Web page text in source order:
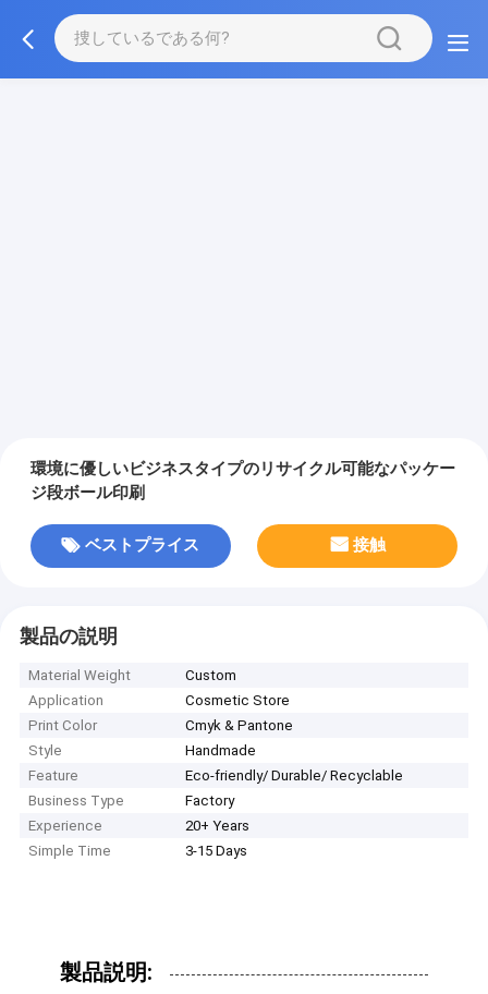
環境に優しいビジネスタイプのリサイクル可能なパッケー
ジ段ボール印刷
ベストプライス 接触
製品の説明
Material Weight
Custom
Application
Cosmetic Store
Print Color
Cmyk & Pantone
Style
Handmade
Feature
Eco-friendly/ Durable/ Recyclable
Business Type
Factory
Experience
20+ Years
Simple Time
3-15 Days
製品説明: